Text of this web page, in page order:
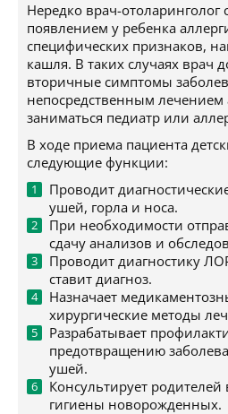
Нередко врач-отоларинголог
появлением у ребенка
специфических признаков,
кашля. В таких случаях врач
вторичные симптомы
непосредственным лечением
заниматься педиатр или
В ходе приема пациента
следующие функции:
Проводит
ушей, горла и носа.
При необходимости
сдачу анализов и
Проводит диагностику
ставит диагноз.
Назначает
хирургические методы
Разрабатывает
предотвращению
ушей.
Консультирует родителей
гигиены новорожденных.